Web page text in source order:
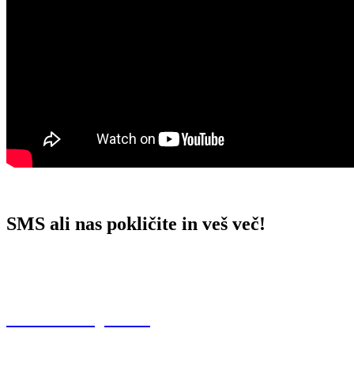
SMS ali nas pokličite in veš več!